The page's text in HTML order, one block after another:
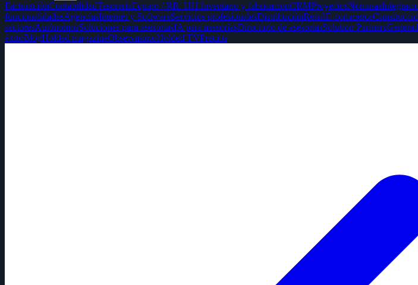
FacturaciónContabilidadTesoreríaEquipo / RR. HH.Inventario y fabricaciónCRMProyectosNóminas
funcionalidadesAgenciasInternet y SoftwareServicios profesionalesDistribuciónRetailE-commerce
sectoresAutónomosSoluciones para asesoríasIA para asesoríasDirectorio de asesoríasSolution Partners
éxitoBlogHolded magazineObservatorioHolded TVPrecios